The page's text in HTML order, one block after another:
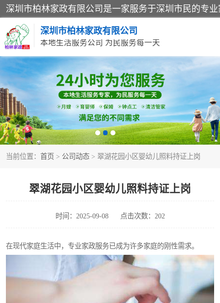
深圳市柏林家政有限公司
本地生活服务公司 为民服务每一天
当前位置： 首页 > 公司动态 > 翠湖花园小区婴幼儿照料持证上岗
翠湖花园小区婴幼儿照料持证上岗
时间：2025-09-08 点击次数：202
在现代家庭生活中，专业家政服务已成为许多家庭的刚性需求。
家居保洁
家庭保姆